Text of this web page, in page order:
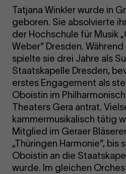
Tatjana Winkler wurde in
geboren. Sie absolvierte
der Hochschule für Musik
Weber“ Dresden.
spielte sie drei Jahre als
Staatskapelle Dresden,
erstes Engagement als
Oboistin im
Theaters Gera antrat.
kammermusikalisch tätig
Mitglied im Geraer
„Thüringen Harmonie“, bis
Oboistin an die
wurde. Im gleichen